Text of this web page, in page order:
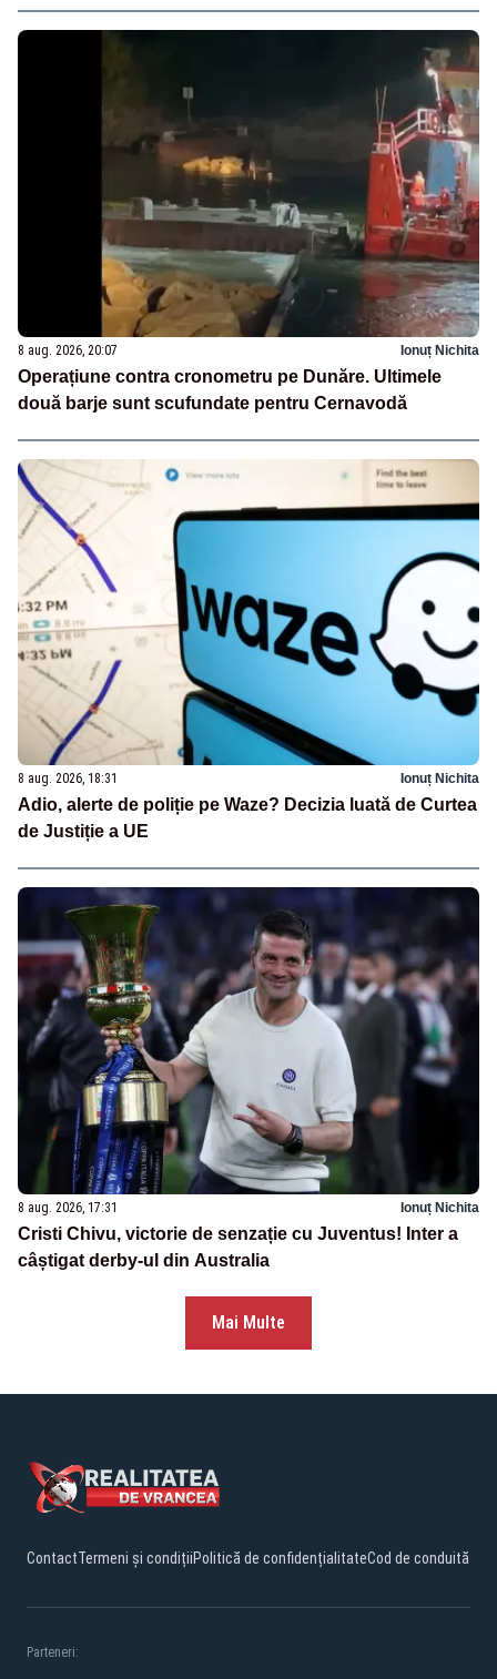
8 aug. 2026, 20:07 Ionuț Nichita
Operațiune contra cronometru pe Dunăre. Ultimele
două barje sunt scufundate pentru Cernavodă
8 aug. 2026, 18:31 Ionuț Nichita
Adio, alerte de poliție pe Waze? Decizia luată de Curtea
de Justiție a UE
8 aug. 2026, 17:31 Ionuț Nichita
Cristi Chivu, victorie de senzație cu Juventus! Inter a
câștigat derby-ul din Australia
Mai Multe
ContactTermeni și condițiiPolitică de confidențialitateCod de conduită
Parteneri: